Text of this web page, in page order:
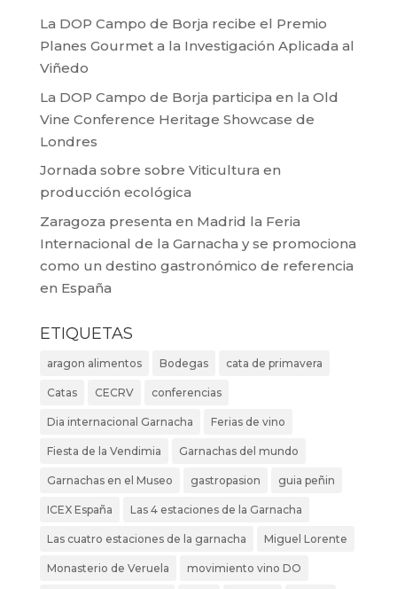
La DOP Campo de Borja recibe el Premio
Planes Gourmet a la Investigación Aplicada al
Viñedo
La DOP Campo de Borja participa en la Old
Vine Conference Heritage Showcase de
Londres
Jornada sobre sobre Viticultura en
producción ecológica
Zaragoza presenta en Madrid la Feria
Internacional de la Garnacha y se promociona
como un destino gastronómico de referencia
en España
ETIQUETAS
aragon alimentos Bodegas cata de primavera
Catas CECRV conferencias
Dia internacional Garnacha Ferias de vino
Fiesta de la Vendimia Garnachas del mundo
Garnachas en el Museo gastropasion guia peñin
ICEX España Las 4 estaciones de la Garnacha
Las cuatro estaciones de la garnacha Miguel Lorente
Monasterio de Veruela movimiento vino DO